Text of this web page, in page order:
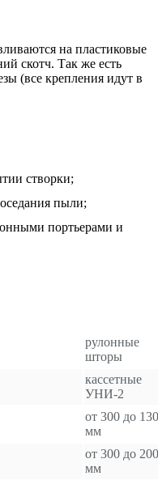
на пластиковые
скотч. Так же есть
(все крепления идут в
створки;
пыли;
портьерами и
рулонные
шторы
кассетные
УНИ-2
от 300 до
мм
от 300 до
мм